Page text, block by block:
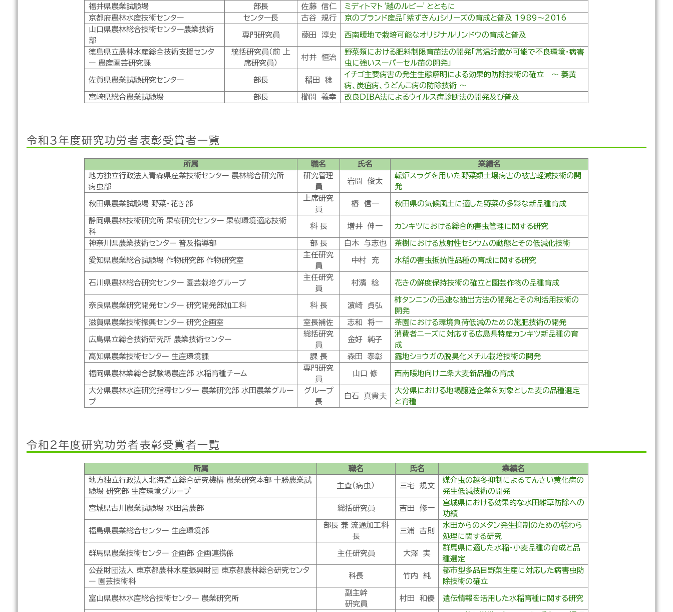
福井県農業試験場 部長 佐藤 信仁
ミディトマト‘越のルビー’とともに
京都府農林水産技術センター
センター長 古谷 規行
京のブランド産品「紫ずきん」シリーズの育成と普及 1989～2016
山口県農林総合技術センター農業技術
部
専門研究員 藤田 淳史 西南暖地で栽培可能なオリジナルリンドウの育成と普及
徳島県立農林水産総合技術支援センタ
ー 農産園芸研究課
統括研究員（前 上
席研究員）
村井 恒治
野菜類における肥料制限育苗法の開発「常温貯蔵が可能で不良環境・病害
虫に強いスーパーセル苗の開発」
佐賀県農業試験研究センター 部長 稲田 稔
イチゴ主要病害の発生生態解明による効果的防除技術の確立 ～ 萎黄
病、炭疽病、うどんこ病の防除技術 ～
宮崎県総合農業試験場
部長 櫛間 義幸 改良DIBA法によるウイルス病診断法の開発及び普及
令和３年度研究功労者表彰受賞者一覧
所属 職名 氏名
業績名
地方独立行政法人青森県産業技術センター 農林総合研究所
病虫部
研究管理
員
岩間 俊太
転炉スラグを用いた野菜類土壌病害の被害軽減技術の開
発
秋田県農業試験場 野菜・花き部
上席研究
員
椿 信一 秋田県の気候風土に適した野菜の多彩な新品種育成
静岡県農林技術研究所 果樹研究センター 果樹環境適応技術
科
科 長 増井 伸一 カンキツにおける総合的害虫管理に関する研究
神奈川県農業技術センター 普及指導部 部 長 白木 与志也 茶樹における放射性セシウムの動態とその低減化技術
愛知県農業総合試験場 作物研究部 作物研究室
主任研究
員
中村 充 水稲の害虫抵抗性品種の育成に関する研究
石川県農林総合研究センター 園芸栽培グループ
主任研究
員
村濱 稔 花きの鮮度保持技術の確立と園芸作物の品種育成
奈良県農業研究開発センター 研究開発部加工科 科 長 濵崎 貞弘
柿タンニンの迅速な抽出方法の開発とその利活用技術の
開発
滋賀県農業技術振興センター 研究企画室
室長補佐 志和 将一 茶園における環境負荷低減のための施肥技術の開発
広島県立総合技術研究所 農業技術センター
総括研究
員
金好 純子
消費者ニーズに対応する広島県特産カンキツ新品種の育
成
高知県農業技術センター 生産環境課
課 長 森田 泰彰 露地ショウガの脱臭化メチル栽培技術の開発
福岡県農林業総合試験場農産部 水稲育種チーム
専門研究
員
山口 修 西南暖地向け二条大麦新品種の育成
大分県農林水産研究指導センター 農業研究部 水田農業グルー
プ
グループ
長
白石 真貴夫
大分県における地場醸造企業を対象とした麦の品種選定
と育種
令和２年度研究功労者表彰受賞者一覧
所属 職名 氏名
業績名
地方独立行政法人北海道立総合研究機構 農業研究本部 十勝農業試
験場 研究部 生産環境グループ
主査（病虫） 三宅 規文
媒介虫の越冬抑制によるてんさい黄化病の
発生低減技術の開発
宮城県古川農業試験場 水田営農部 総括研究員 吉田 修一
宮城県における効果的な水田雑草防除への
功績
福島県農業総合センター 生産環境部
部長 兼 流通加工科
長
三浦 吉則
水田からのメタン発生抑制のための稲わら
処理に関する研究
群馬県農業技術センター 企画部 企画連携係 主任研究員 大澤 実
群馬県に適した水稲・小麦品種の育成と品
種選定
公益財団法人 東京都農林水産振興財団 東京都農林総合研究センタ
ー 園芸技術科
科長 竹内 純
都市型多品目野菜生産に対応した病害虫防
除技術の確立
富山県農林水産総合技術センター 農業研究所
副主幹
研究員
村田 和優 遺伝情報を活用した水稲育種に関する研究